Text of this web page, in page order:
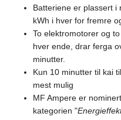
Batteriene er plassert i
kWh i hver for fremre
To elektromotorer og
hver ende, drar ferga
minutter.
Kun 10 minutter til kai
mest mulig
MF Ampere er
kategorien "